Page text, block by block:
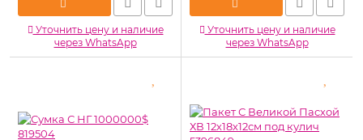
Уточнить цену и наличие
через WhatsApp
Уточнить цену и наличие
через WhatsApp